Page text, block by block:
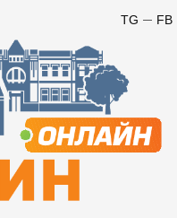
FB
TG